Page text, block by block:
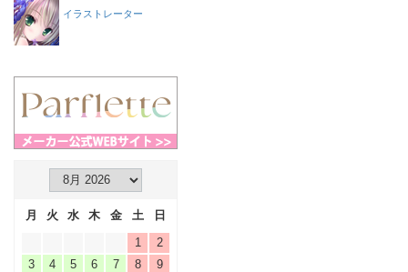
イラストレーター
月 火 水 木 金 土
日
1
2
3
4 5 6 7 8
9